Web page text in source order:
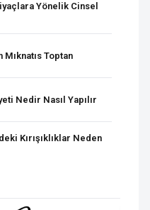
Yönelik Cinsel
Mıknatıs Toptan
Nedir Nasıl Yapılır
Kırışıklıklar Neden